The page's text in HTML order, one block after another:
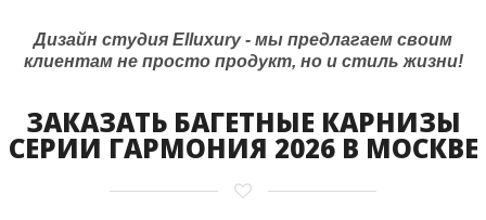
Дизайн студия Elluxury - мы предлагаем своим
клиентам не просто продукт, но и стиль жизни!
ЗАКАЗАТЬ БАГЕТНЫЕ КАРНИЗЫ
СЕРИИ ГАРМОНИЯ 2026 В МОСКВЕ